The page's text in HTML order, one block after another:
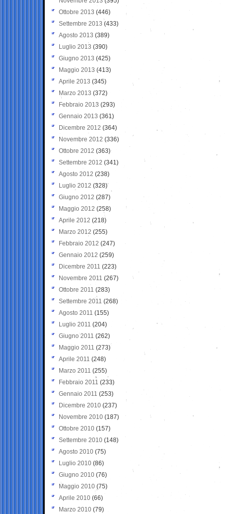
Ottobre 2013 (446)
Settembre 2013 (433)
Agosto 2013 (389)
Luglio 2013 (390)
Giugno 2013 (425)
Maggio 2013 (413)
Aprile 2013 (345)
Marzo 2013 (372)
Febbraio 2013 (293)
Gennaio 2013 (361)
Dicembre 2012 (364)
Novembre 2012 (336)
Ottobre 2012 (363)
Settembre 2012 (341)
Agosto 2012 (238)
Luglio 2012 (328)
Giugno 2012 (287)
Maggio 2012 (258)
Aprile 2012 (218)
Marzo 2012 (255)
Febbraio 2012 (247)
Gennaio 2012 (259)
Dicembre 2011 (223)
Novembre 2011 (267)
Ottobre 2011 (283)
Settembre 2011 (268)
Agosto 2011 (155)
Luglio 2011 (204)
Giugno 2011 (262)
Maggio 2011 (273)
Aprile 2011 (248)
Marzo 2011 (255)
Febbraio 2011 (233)
Gennaio 2011 (253)
Dicembre 2010 (237)
Novembre 2010 (187)
Ottobre 2010 (157)
Settembre 2010 (148)
Agosto 2010 (75)
Luglio 2010 (86)
Giugno 2010 (76)
Maggio 2010 (75)
Aprile 2010 (66)
Marzo 2010 (79)